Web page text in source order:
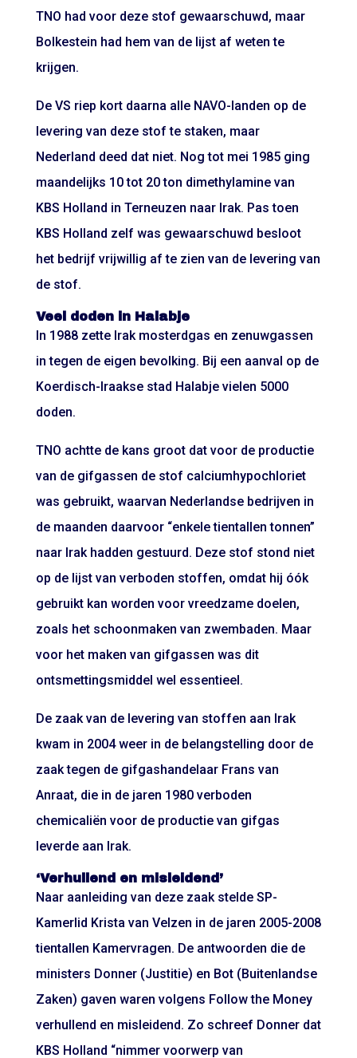
TNO had voor deze stof gewaarschuwd, maar
Bolkestein had hem van de lijst af weten te
krijgen.
De VS riep kort daarna alle NAVO-landen op de
levering van deze stof te staken, maar
Nederland deed dat niet. Nog tot mei 1985 ging
maandelijks 10 tot 20 ton dimethylamine van
KBS Holland in Terneuzen naar Irak. Pas toen
KBS Holland zelf was gewaarschuwd besloot
het bedrijf vrijwillig af te zien van de levering van
de stof.
Veel doden in Halabje
In 1988 zette Irak mosterdgas en zenuwgassen
in tegen de eigen bevolking. Bij een aanval op de
Koerdisch-Iraakse stad Halabje vielen 5000
doden.
TNO achtte de kans groot dat voor de productie
van de gifgassen de stof calciumhypochloriet
was gebruikt, waarvan Nederlandse bedrijven in
de maanden daarvoor “enkele tientallen tonnen”
naar Irak hadden gestuurd. Deze stof stond niet
op de lijst van verboden stoffen, omdat hij óók
gebruikt kan worden voor vreedzame doelen,
zoals het schoonmaken van zwembaden. Maar
voor het maken van gifgassen was dit
ontsmettingsmiddel wel essentieel.
De zaak van de levering van stoffen aan Irak
kwam in 2004 weer in de belangstelling door de
zaak tegen de gifgashandelaar Frans van
Anraat, die in de jaren 1980 verboden
chemicaliën voor de productie van gifgas
leverde aan Irak.
‘Verhullend en misleidend’
Naar aanleiding van deze zaak stelde SP-
Kamerlid Krista van Velzen in de jaren 2005-2008
tientallen Kamervragen. De antwoorden die de
ministers Donner (Justitie) en Bot (Buitenlandse
Zaken) gaven waren volgens Follow the Money
verhullend en misleidend. Zo schreef Donner dat
KBS Holland “nimmer voorwerp van